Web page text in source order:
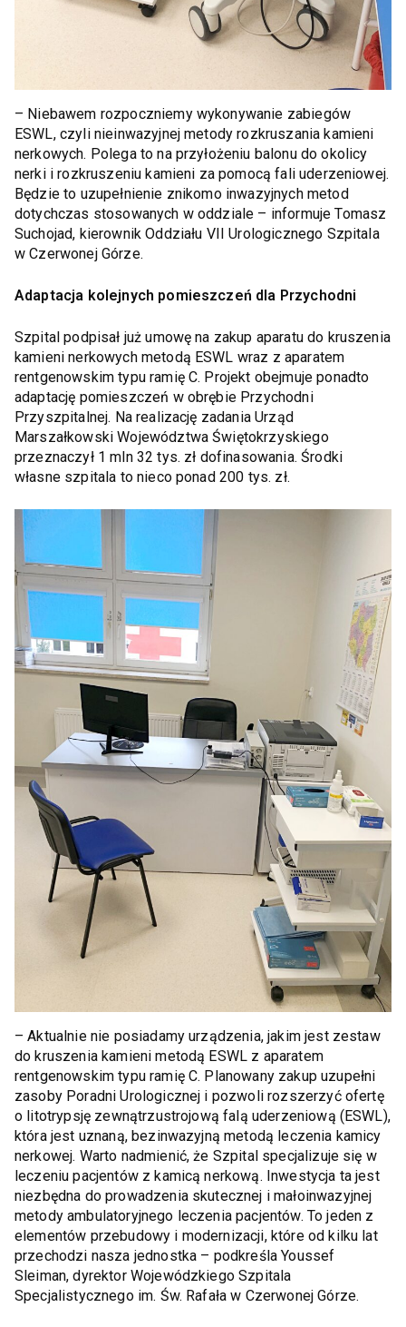
– Niebawem rozpoczniemy wykonywanie zabiegów
ESWL, czyli nieinwazyjnej metody rozkruszania kamieni
nerkowych. Polega to na przyłożeniu balonu do okolicy
nerki i rozkruszeniu kamieni za pomocą fali uderzeniowej.
Będzie to uzupełnienie znikomo inwazyjnych metod
dotychczas stosowanych w oddziale – informuje Tomasz
Suchojad, kierownik Oddziału VII Urologicznego Szpitala
w Czerwonej Górze.
Adaptacja kolejnych pomieszczeń dla Przychodni
Szpital podpisał już umowę na zakup aparatu do kruszenia
kamieni nerkowych metodą ESWL wraz z aparatem
rentgenowskim typu ramię C. Projekt obejmuje ponadto
adaptację pomieszczeń w obrębie Przychodni
Przyszpitalnej. Na realizację zadania Urząd
Marszałkowski Województwa Świętokrzyskiego
przeznaczył 1 mln 32 tys. zł dofinasowania. Środki
własne szpitala to nieco ponad 200 tys. zł.
– Aktualnie nie posiadamy urządzenia, jakim jest zestaw
do kruszenia kamieni metodą ESWL z aparatem
rentgenowskim typu ramię C. Planowany zakup uzupełni
zasoby Poradni Urologicznej i pozwoli rozszerzyć ofertę
o litotrypsję zewnątrzustrojową falą uderzeniową (ESWL),
która jest uznaną, bezinwazyjną metodą leczenia kamicy
nerkowej. Warto nadmienić, że Szpital specjalizuje się w
leczeniu pacjentów z kamicą nerkową. Inwestycja ta jest
niezbędna do prowadzenia skutecznej i małoinwazyjnej
metody ambulatoryjnego leczenia pacjentów. To jeden z
elementów przebudowy i modernizacji, które od kilku lat
przechodzi nasza jednostka – podkreśla Youssef
Sleiman, dyrektor Wojewódzkiego Szpitala
Specjalistycznego im. Św. Rafała w Czerwonej Górze.